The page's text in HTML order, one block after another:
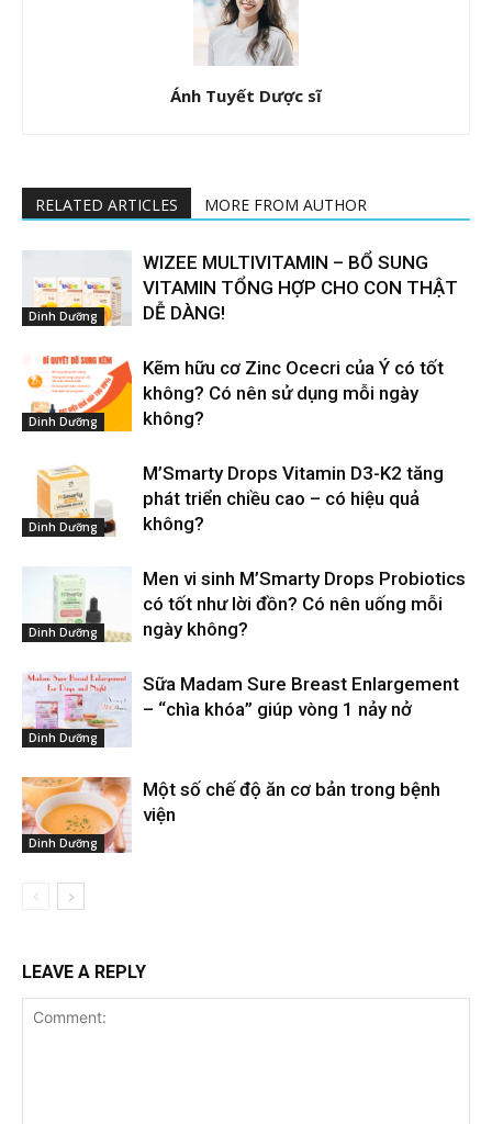
Ánh Tuyết Dược sĩ
RELATED ARTICLES MORE FROM AUTHOR
Dinh Dưỡng
WIZEE MULTIVITAMIN – BỔ SUNG
VITAMIN TỔNG HỢP CHO CON THẬT
DỄ DÀNG!
Dinh Dưỡng
Kẽm hữu cơ Zinc Ocecri của Ý có tốt
không? Có nên sử dụng mỗi ngày
không?
Dinh Dưỡng
M’Smarty Drops Vitamin D3-K2 tăng
phát triển chiều cao – có hiệu quả
không?
Dinh Dưỡng
Men vi sinh M’Smarty Drops Probiotics
có tốt như lời đồn? Có nên uống mỗi
ngày không?
Dinh Dưỡng
Sữa Madam Sure Breast Enlargement
– “chìa khóa” giúp vòng 1 nảy nở
Dinh Dưỡng
Một số chế độ ăn cơ bản trong bệnh
viện
LEAVE A REPLY